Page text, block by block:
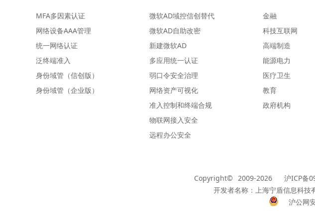
MFA多因素认证
网络设备AAA管理
统一网络认证
泛终端准入
身份域管（信创版）
身份域管（企业版）
微软AD域控信创替代
微软AD自助改密
新建微软AD
多应用统一认证
弱口令安全治理
网络资产可视化
准入控制和终端合规
物联网接入安全
远程办公安全
金融
科技互联网
高端制造
能源电力
医疗卫生
教育
政府机构
Copyright© 2009-2026 沪ICP备
开发者名称：上海宁盾信息科
沪公网